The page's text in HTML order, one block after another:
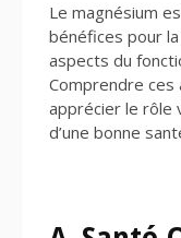
Le magnésium
bénéfices pour
aspects du
Comprendre ces
apprécier le rôle
d’une bonne